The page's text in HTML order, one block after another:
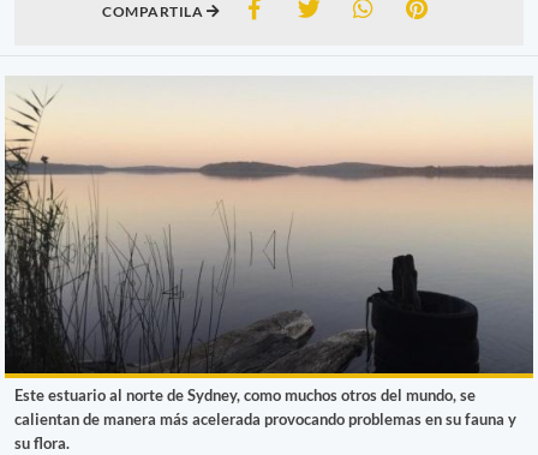
COMPARTILA
Este estuario al norte de Sydney, como muchos otros del mundo, se
calientan de manera más acelerada provocando problemas en su fauna y
su flora.